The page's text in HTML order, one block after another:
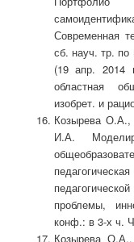
Современная
сб. науч. тр.
(19 апр. 2014
областная
изобрет. и
Козырева
И.А.
проблемы,
конф.: в 3-х ч.
Козырева